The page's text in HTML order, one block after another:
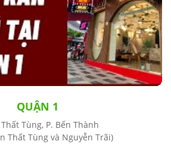
QUẬN 1
Tùng, P. Bến Thành
Thất Tùng và Nguyễn Trãi)